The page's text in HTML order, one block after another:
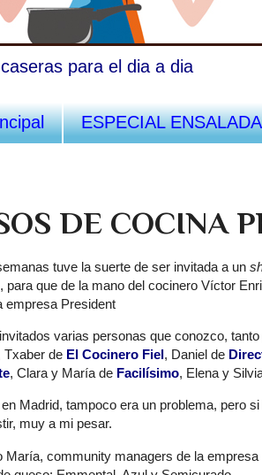
para el dia a dia
ESPECIAL
DE COCINA
tuve la suerte de ser invitada a un
para que de la mano del cocinero Víctor
empresa President
varias personas que conozco,
Txaber de El Cocinero Fiel, Daniel de
, Clara y María de Facilísimo, Elena y
Madrid, tampoco era un problema, pero
muy a mi pesar.
María, community managers de la